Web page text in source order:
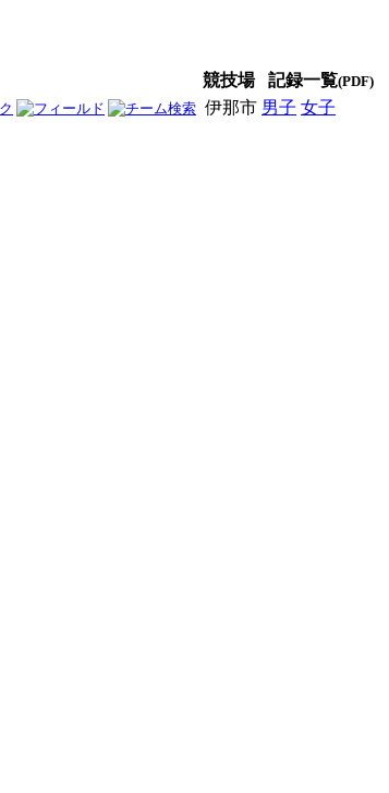
競技場 記録一覧(PDF)
伊那市 男子 女子